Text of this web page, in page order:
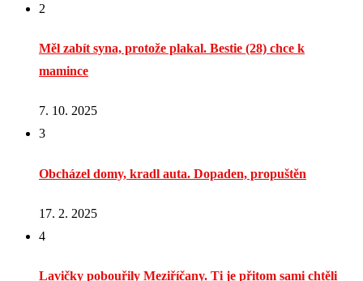
2
Měl zabít syna, protože plakal. Bestie (28) chce k
mamince
7. 10. 2025
3
Obcházel domy, kradl auta. Dopaden, propuštěn
17. 2. 2025
4
Lavičky pobouřily Meziříčany. Ti je přitom sami chtěli